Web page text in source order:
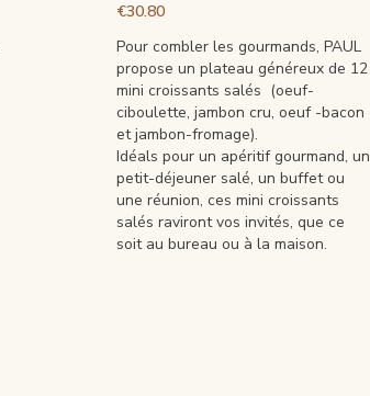
€30.80
Pour combler les gourmands, PAUL
propose un plateau généreux de 12
mini croissants salés (oeuf-
ciboulette, jambon cru, oeuf -bacon
et jambon-fromage).
Idéals pour un apéritif gourmand, un
petit-déjeuner salé, un buffet ou
une réunion, ces mini croissants
salés raviront vos invités, que ce
soit au bureau ou à la maison.